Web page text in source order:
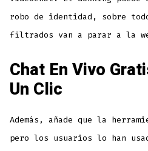
robo de identidad, sobre
filtrados van a parar a la
Chat En Vivo
Un Clic
Además, añade que la
pero los usuarios lo han